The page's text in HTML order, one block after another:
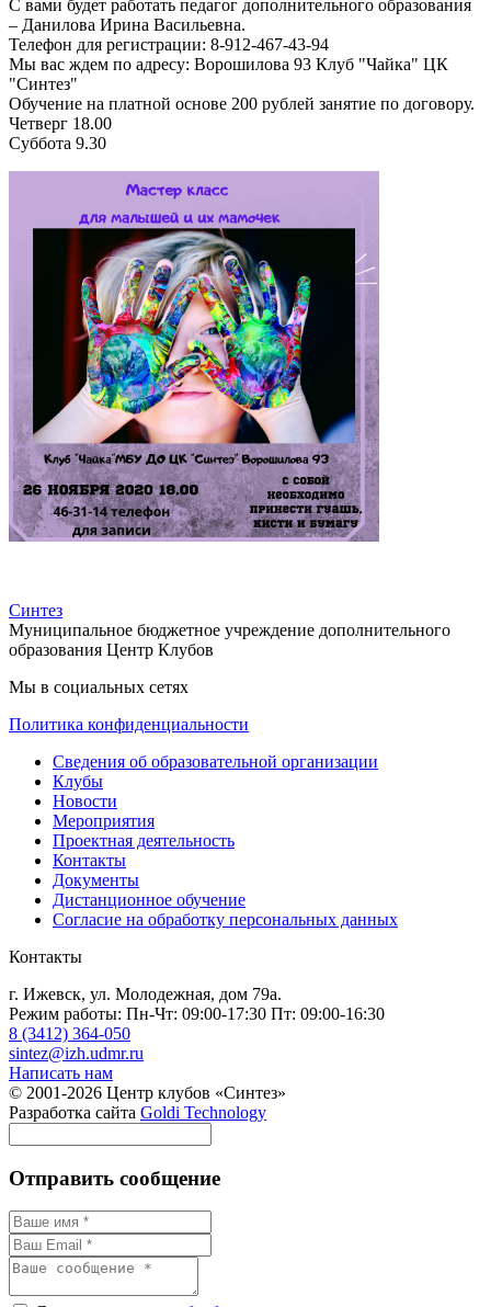
С вами будет работать педагог дополнительного образования
– Данилова Ирина Васильевна.
Телефон для регистрации: 8-912-467-43-94
Мы вас ждем по адресу: Ворошилова 93 Клуб "Чайка" ЦК
"Синтез"
Обучение на платной основе 200 рублей занятие по договору.
Четверг 18.00
Суббота 9.30
Синтез
Муниципальное бюджетное учреждение дополнительного
образования Центр Клубов
Мы в социальных сетях
Политика конфиденциальности
Сведения об образовательной организации
Клубы
Новости
Мероприятия
Проектная деятельность
Контакты
Документы
Дистанционное обучение
Согласие на обработку персональных данных
Контакты
г. Ижевск, ул. Молодежная, дом 79а.
Режим работы: Пн-Чт: 09:00-17:30 Пт: 09:00-16:30
8 (3412) 364-050
sintez@izh.udmr.ru
Написать нам
© 2001-2026 Центр клубов «Синтез»
Разработка сайта Goldi Technology
Отправить сообщение